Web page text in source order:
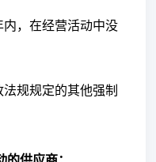
内，在经营活动中没
规规定的其他强制